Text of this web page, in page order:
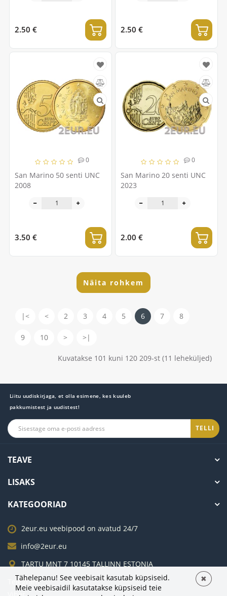
2.50 € 2.50 €
0
San Marino 50 senti UNC
2008
3.50 €
0
San Marino 20 senti UNC
2023
2.00 €
Näita rohkem
|< < 2 3 4 5 6 7 8
9 10 > >|
Kuvatakse 101 kuni 120 209-st (11 leheküljed)
Liitu uudiskirjaga, et olla esimene, kes kuuleb
pakkumistest ja uudistest!
TELLI
TEAVE
LISAKS
KATEGOORIAD
2eur.eu veebipood on avatud 24/7
info@2eur.eu
TARTU MNT 7 10145 TALLINN ESTONIA
Telegram
Viber
Tähelepanu! See veebisait kasutab küpsiseid.
Meie veebisaidil kasutatakse küpsiseid teie
✖